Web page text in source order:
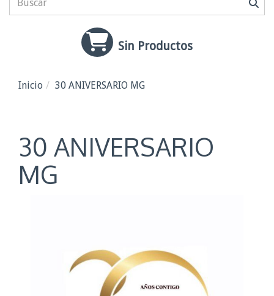
Sin Productos
Inicio 30 ANIVERSARIO MG
30 ANIVERSARIO
MG